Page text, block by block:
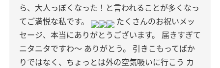
ら、大人っぽくなった！と言われることが多くなっ
てご満悦な私です。
たくさんのお祝いメッ
セージ、本当にありがとうございます。
届きすぎて
ニタニタですわ〜 ありがとう。
引きこもってばか
りではなく、ちょっとは外の空気吸いに行こう カ